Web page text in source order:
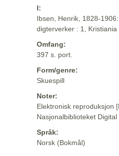
I:
Ibsen, Henrik, 1828-
digterverker : 1,
Omfang:
397 s. port.
Form/genre:
Skuespill
Noter:
Elektronisk reproduksjon
Nasjonalbiblioteket Digital
Språk:
Norsk (Bokmål)